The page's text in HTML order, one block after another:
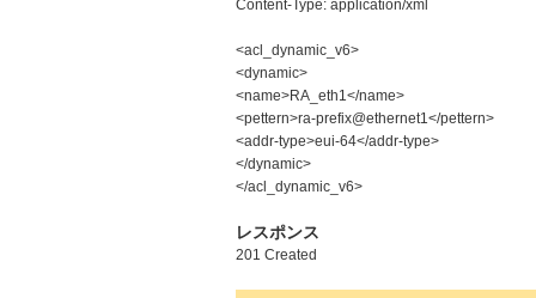
Content-Type: application/xml
<acl_dynamic_v6>
<dynamic>
<name>RA_eth1</name>
<pettern>ra-prefix@ethernet1</pettern>
<addr-type>eui-64</addr-type>
</dynamic>
</acl_dynamic_v6>
レスポンス
201 Created